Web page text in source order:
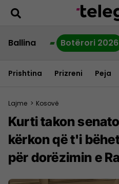
Ballina Botërori 2026
Prishtina Prizreni Peja
Lajme > Kosovë
Kurti takon
kërkon që t'i
për dorëzimin e